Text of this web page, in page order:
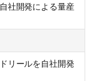
社開発による量産
リールを自社開発